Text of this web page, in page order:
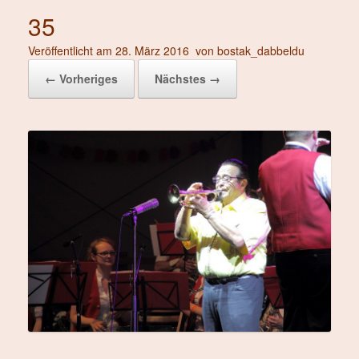
35
Veröffentlicht am 28. März 2016 von bostak_dabbeldu
← Vorheriges
Nächstes →